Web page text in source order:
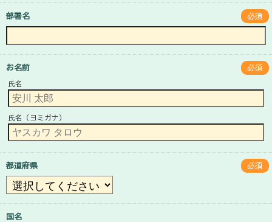
部署名 必須
お名前 必須
氏名
氏名（ヨミガナ）
都道府県 必須
国名